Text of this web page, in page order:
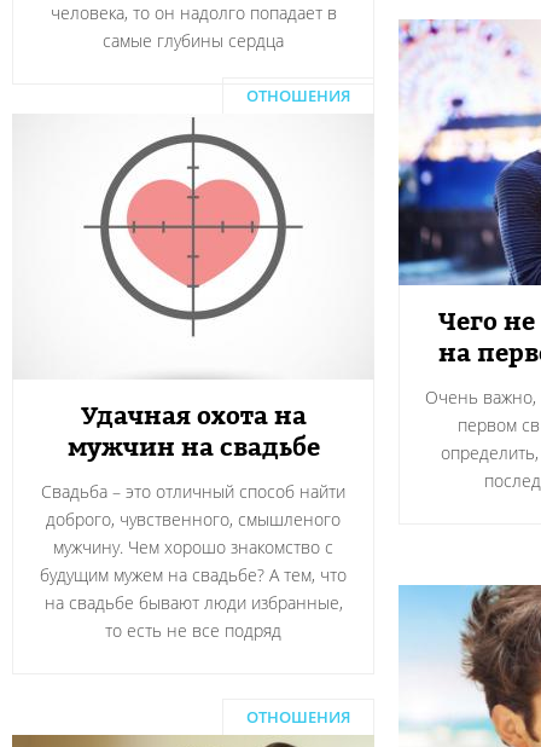
человека, то он надолго попадает в
самые глубины сердца
Чего
на
Очень важно,
первом
ОТНОШЕНИЯ
Удачная охота на
мужчин на свадьбе
Свадьба – это отличный способ найти
доброго, чувственного, смышленого
мужчину. Чем хорошо знакомство с
будущим мужем на свадьбе? А тем, что
на свадьбе бывают люди избранные,
то есть не все подряд
ОТНОШЕНИЯ